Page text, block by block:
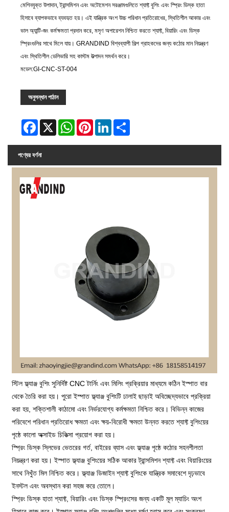
মেশিনযুক্ত উপাদান, ট্রান্সমিশন এবং অটোমেশন সরঞ্জামগুলিতে শ্যাফ্ট বুশিং এবং স্প্রিং ডিস্ক হাতা
হিসাবে ব্যাপকভাবে ব্যবহৃত হয়। এই যান্ত্রিক অংশ উচ্চ পরিধান প্রতিরোধের, স্থিতিশীল আকার এবং
ভাল অ্যান্টি-জং কর্মক্ষমতা প্রদান করে, মসৃণ অপারেশন নিশ্চিত করতে শ্যাফ্ট, বিয়ারিং এবং ডিস্ক
স্প্রিংগুলির সাথে মিলে যায়। GRANDIND বিশ্বব্যাপী শিল্প গ্রাহকদের জন্য কঠোর মান নিয়ন্ত্রণ
এবং স্থিতিশীল ডেলিভারি সহ কাস্টম উত্পাদন সমর্থন করে।
মডেল:GI-CNC-ST-004
অনুসন্ধান পাঠান
Facebook
X WhatsAppPinterestLinkedIn
পণ্যের বর্ণনা
স্টিল ফ্ল্যাঞ্জ বুশিং সুনির্দিষ্ট CNC টার্নিং এবং মিলিং প্রক্রিয়ার মাধ্যমে কঠিন ইস্পাত বার
থেকে তৈরি করা হয়। পুরো ইস্পাত ফ্ল্যাঞ্জ বুশিংটি ঢালাই ছাড়াই অবিচ্ছেদ্যভাবে প্রক্রিয়া
করা হয়, শক্তিশালী কাঠামো এবং নির্ভরযোগ্য কর্মক্ষমতা নিশ্চিত করে। বিভিন্ন কাজের
পরিবেশে পরিধান প্রতিরোধ ক্ষমতা এবং ক্ষয়-বিরোধী ক্ষমতা উন্নত করতে শ্যাফ্ট বুশিংয়ের
পৃষ্ঠে কালো অক্সাইড চিকিত্সা প্রয়োগ করা হয়।
স্প্রিং ডিস্ক স্লিভের ভেতরের গর্ত, বাইরের ব্যাস এবং ফ্ল্যাঞ্জ পৃষ্ঠে কঠোর সহনশীলতা
নিয়ন্ত্রণ করা হয়। ইস্পাত ফ্ল্যাঞ্জ বুশিংয়ের সঠিক আকার ট্রান্সমিশন শ্যাফ্ট এবং বিয়ারিংয়ের
সাথে নিখুঁত মিল নিশ্চিত করে। ফ্ল্যাঞ্জ ডিজাইন শ্যাফ্ট বুশিংকে যান্ত্রিক সমাবেশে দৃঢ়ভাবে
ইনস্টল এবং অবস্থান করা সহজ করে তোলে।
স্প্রিং ডিস্ক হাতা শ্যাফ্ট, বিয়ারিং এবং ডিস্ক স্প্রিংসের জন্য একটি মূল ম্যাচিং অংশ